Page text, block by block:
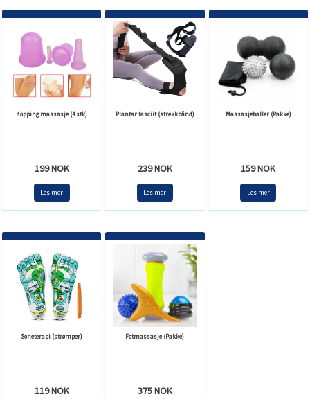
Kopping massasje (4 stk)
199 NOK
Les mer
Plantar fasciit (strekkbånd)
239 NOK
Les mer
Massasjeballer (Pakke)
159 NOK
Les mer
Soneterapi (strømper)
119 NOK
Fotmassasje (Pakke)
375 NOK